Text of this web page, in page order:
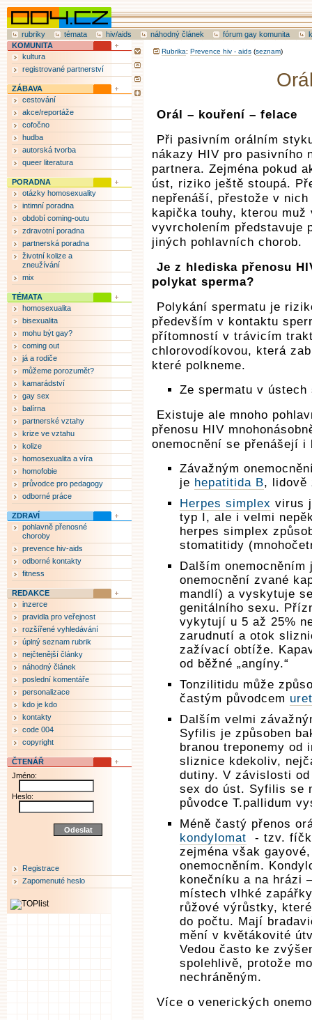
rubriky témata hiv/aids náhodný článek fórum gay komunita
Rubrika: Prevence hiv - aids (seznam)
Orál – kouření – felace
Při pasivním orálním
nákazy HIV pro pasivního
partnera. Zejména pokud
úst, riziko ještě stoupá.
nepřenáší, přestože v
kapička touhy, kterou
vyvrcholením představuje
jiných pohlavních chorob.
Je z hlediska přenosu
polykat sperma?
Polykání spermatu je
především v kontaktu
přítomností v trávicím
chlorovodíkovou, která
které polkneme.
Ze spermatu v
Existuje ale mnoho
přenosu HIV
onemocnění se přenášejí
Závažným
je hepatitida B, lidově
Herpes simplex virus
typ I, ale i velmi
herpes simplex
stomatitidy
Dalším onemocněním
onemocnění zvané
mandlí) a vyskytuje
genitálního sexu.
vykytují u 5 až 25%
zarudnutí a otok
zažívací obtíže.
od běžné „angíny.“
Tonzilitidu může
častým původcem
Dalším velmi
Syfilis je způsoben
branou treponemy od
sliznice kdekoliv,
dutiny. V závislosti
sex do úst. Syfilis se
původce T.pallidum
Méně častý přenos
kondylomat - tzv.
zejména však
onemocněním.
konečníku a na hrázi
místech vlhké
růžové výrůstky,
do počtu. Mají
mění v květákovité
Vedou často ke
spolehlivě, protože
nechráněným.
Více o venerických
KOMUNITA
kultura
registrované partnerství
ZÁBAVA
cestování
akce/reportáže
cofočno
hudba
autorská tvorba
queer literatura
PORADNA
otázky homosexuality
intimní poradna
období coming-outu
zdravotní poradna
partnerská poradna
životní kolize a
zneužívání
mix
TÉMATA
homosexualita
bisexualita
mohu být gay?
coming out
já a rodiče
můžeme porozumět?
kamarádství
gay sex
balírna
partnerské vztahy
krize ve vztahu
kolize
homosexualita a víra
homofobie
průvodce pro pedagogy
odborné práce
ZDRAVÍ
pohlavně přenosné
choroby
prevence hiv-aids
odborné kontakty
fitness
REDAKCE
inzerce
pravidla pro veřejnost
rozšířené vyhledávání
úplný seznam rubrik
nejčtenější články
náhodný článek
poslední komentáře
personalizace
kdo je kdo
kontakty
code 004
copyright
ČTENÁŘ
Jméno:
Heslo:
Registrace
Zapomenuté heslo